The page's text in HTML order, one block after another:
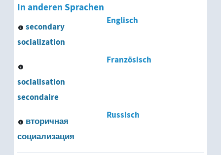
In anderen Sprachen
Englisch
secondary
socialization
Französisch
socialisation
secondaire
Russisch
вторичная
социализация